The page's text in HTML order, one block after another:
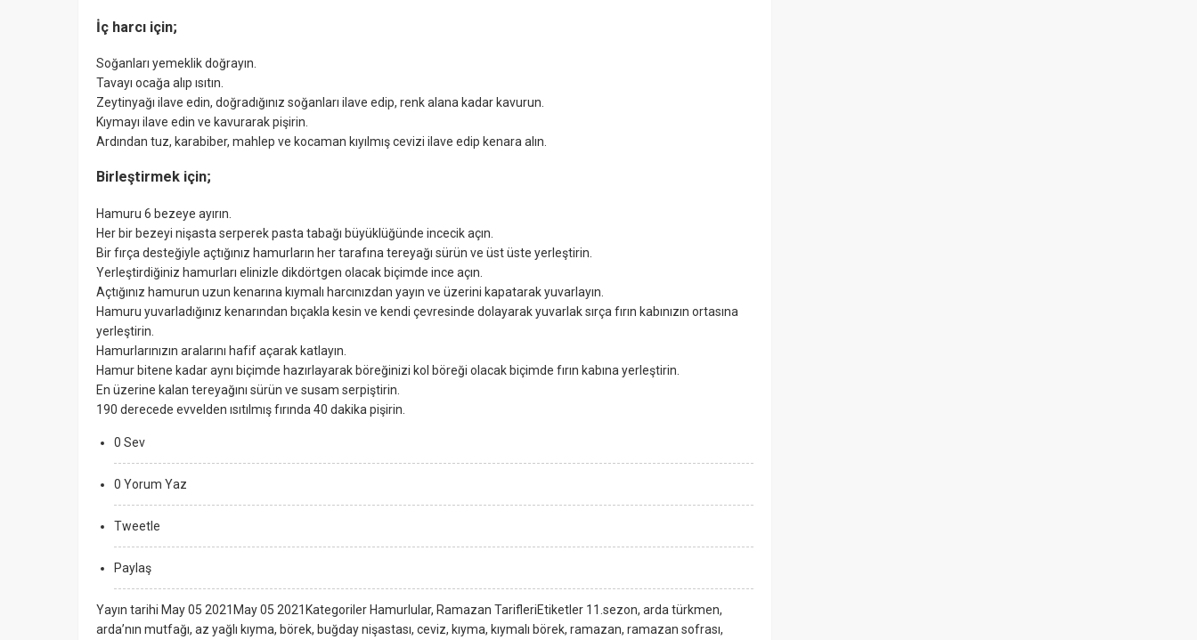
İç harcı için;
Soğanları yemeklik doğrayın.
Tavayı ocağa alıp ısıtın.
Zeytinyağı ilave edin, doğradığınız soğanları ilave edip, renk alana kadar kavurun.
Kıymayı ilave edin ve kavurarak pişirin.
Ardından tuz, karabiber, mahlep ve kocaman kıyılmış cevizi ilave edip kenara alın.
Birleştirmek için;
Hamuru 6 bezeye ayırın.
Her bir bezeyi nişasta serperek pasta tabağı büyüklüğünde incecik açın.
Bir fırça desteğiyle açtığınız hamurların her tarafına tereyağı sürün ve üst üste yerleştirin.
Yerleştirdiğiniz hamurları elinizle dikdörtgen olacak biçimde ince açın.
Açtığınız hamurun uzun kenarına kıymalı harcınızdan yayın ve üzerini kapatarak yuvarlayın.
Hamuru yuvarladığınız kenarından bıçakla kesin ve kendi çevresinde dolayarak yuvarlak sırça fırın kabınızın ortasına
yerleştirin.
Hamurlarınızın aralarını hafif açarak katlayın.
Hamur bitene kadar aynı biçimde hazırlayarak böreğinizi kol böreği olacak biçimde fırın kabına yerleştirin.
En üzerine kalan tereyağını sürün ve susam serpiştirin.
190 derecede evvelden ısıtılmış fırında 40 dakika pişirin.
0 Sev
0 Yorum Yaz
Tweetle
Paylaş
Yayın tarihi May 05 2021May 05 2021Kategoriler Hamurlular, Ramazan TarifleriEtiketler 11.sezon, arda türkmen,
arda’nın mutfağı, az yağlı kıyma, börek, buğday nişastası, ceviz, kıyma, kıymalı börek, ramazan, ramazan sofrası,